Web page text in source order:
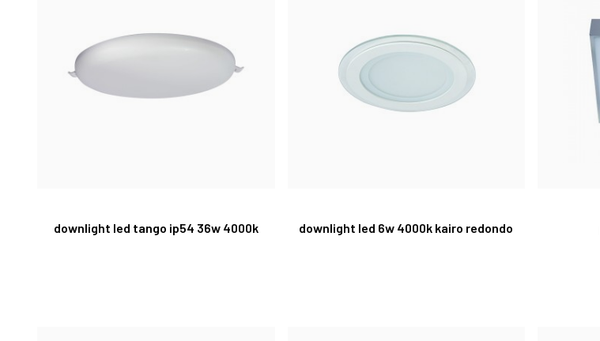
downlight led tango ip54 36w 4000k downlight led 6w 4000k kairo redondo